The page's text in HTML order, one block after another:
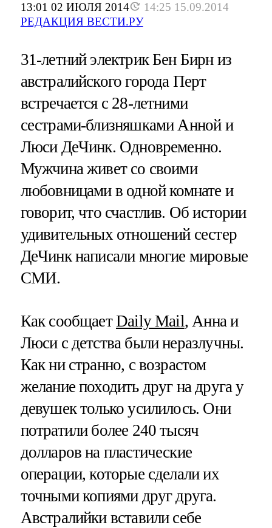
13:01 02 ИЮЛЯ 2014
14:25 15.09.2014
РЕДАКЦИЯ ВЕСТИ.РУ
31-летний электрик Бен Бирн из
австралийского города Перт
встречается с 28-летними
сестрами-близняшками Анной и
Люси ДеЧинк. Одновременно.
Мужчина живет со своими
любовницами в одной комнате и
говорит, что счастлив. Об истории
удивительных отношений сестер
ДеЧинк написали многие мировые
СМИ.
Как сообщаетDaily Mail, Анна и
Люси с детства были неразлучны.
Как ни странно, с возрастом
желание походить друг на друга у
девушек только усилилось. Они
потратили более 240 тысяч
долларов на пластические
операции, которые сделали их
точными копиями друг друга.
Австралийки вставили себе